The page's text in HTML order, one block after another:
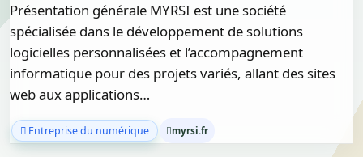
Présentation générale MYRSI est une société
spécialisée dans le développement de solutions
logicielles personnalisées et l’accompagnement
informatique pour des projets variés, allant des sites
web aux applications…
Entreprise du numérique myrsi.fr